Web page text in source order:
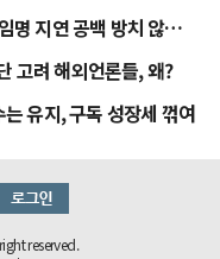
연 공백 방치 않을 것"
고려 해외언론들, 왜?
유지, 구독 성장세 꺾여
reserved.